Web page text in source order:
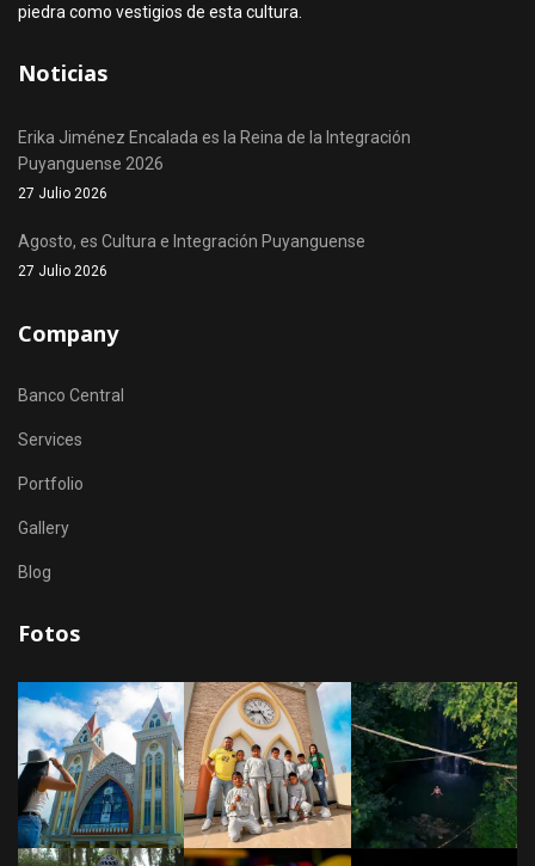
piedra como vestigios de esta cultura.
Noticias
Erika Jiménez Encalada es la Reina de la Integración
Puyanguense 2026
27 Julio 2026
Agosto, es Cultura e Integración Puyanguense
27 Julio 2026
Company
Banco Central
Services
Portfolio
Gallery
Blog
Fotos